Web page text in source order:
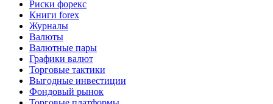
Риски форекс
Книги forex
Журналы
Валюты
Валютные пары
Графики валют
Торговые тактики
Выгодные инвестиции
Фондовый рынок